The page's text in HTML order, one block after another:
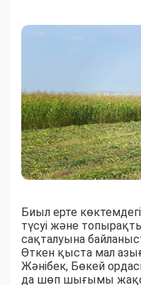
Биыл ерте
түсуі және
сақталуына
Өткен қыста мал
Жәнібек, Бөкей
да шөп шығымы